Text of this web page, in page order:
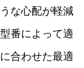
な心配が軽減
番によって適
合わせた最適